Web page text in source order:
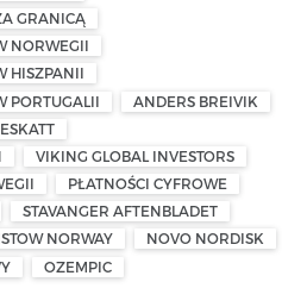
GRANICĄ
NORWEGII
HISZPANII
PORTUGALII
ANDERS BREIVIK
VIKING GLOBAL INVESTORS
PŁATNOŚCI CYFROWE
STAVANGER AFTENBLADET
NORWAY
NOVO NORDISK
OZEMPIC